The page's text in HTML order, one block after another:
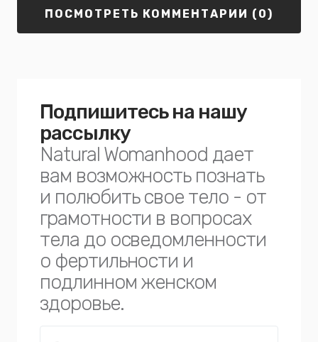
ПОСМОТРЕТЬ КОММЕНТАРИИ (0)
Подпишитесь на нашу
рассылку
Natural Womanhood дает
вам возможность познать
и полюбить свое тело - от
грамотности в вопросах
тела до осведомленности
о фертильности и
подлинном женском
здоровье.